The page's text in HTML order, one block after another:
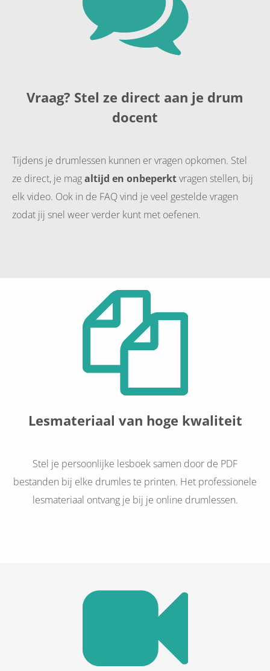
Vraag? Stel ze direct aan je drum
docent
Tijdens je drumlessen kunnen er vragen opkomen. Stel
ze direct, je magaltijd en onbeperktvragen stellen, bij
elk video. Ook in de FAQ vind je veel gestelde vragen
zodat jij snel weer verder kunt met oefenen.
Lesmateriaal van hoge kwaliteit
Stel je persoonlijke lesboek samen door de PDF
bestanden bij elke drumles te printen. Het professionele
lesmateriaal ontvang je bij je online drumlessen.